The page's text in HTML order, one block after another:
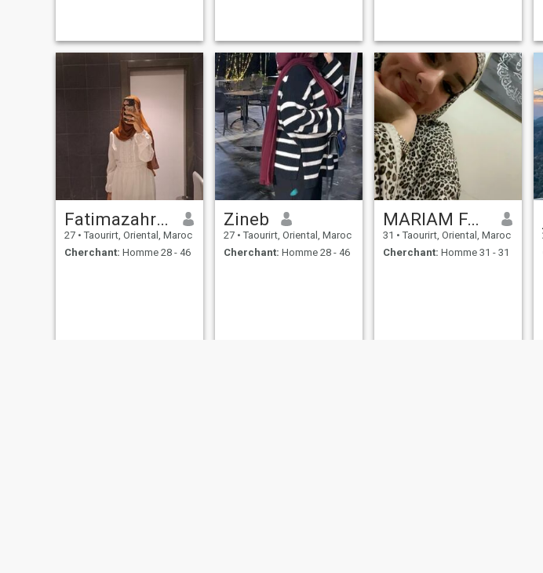
Fatimazahrae
27 • Taourirt, Oriental, Maroc
Cherchant: Homme 28 - 46
Zineb
27 • Taourirt, Oriental, Maroc
Cherchant: Homme 28 - 46
MARIAM FAISOL
31 • Taourirt, Oriental, Maroc
Cherchant: Homme 31 - 31